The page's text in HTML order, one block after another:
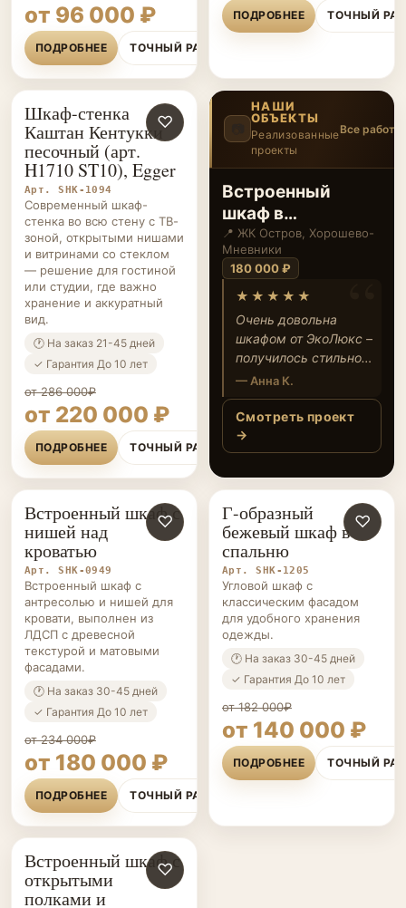
от 96 000 ₽
ПОДРОБНЕЕ ТОЧНЫЙ РАСЧЁТ
ПОДРОБНЕЕ ТОЧНЫЙ
ШКАФЫ НА ЗАКАЗ ♡
Шкаф-стенка
Каштан Кентукки
песочный (арт.
H1710 ST10), Egger
Арт. SHK-1094
Современный шкаф-
стенка во всю стену с ТВ-
зоной, открытыми нишами
и витринами со стеклом
— решение для гостиной
или студии, где важно
хранение и аккуратный
вид.
🕐 На заказ 21-45 дней
✓ Гарантия До 10 лет
от 286 000₽
от 220 000 ₽
ПОДРОБНЕЕ ТОЧНЫЙ РАСЧЁТ
НАШИ
ОБЪЕКТЫ
Реализованные
проекты
Все
‹ ›
Встроенный
шкаф в
современном
стиле с
матовыми
фасадами
📍 ЖК Остров, Хорошево-
Мневники
180 000 ₽
★★★★★
Очень довольна
шкафом от ЭкоЛюкс –
получилось стильно,
аккуратно и очень
удобно! Всё хранится
по местам, фасады
идеально вписались
в интерьер. Спасибо
подход и
качественную
работу!
— Анна К.
Смотреть проект
→
ШКАФЫ НА ЗАКАЗ ♡
Встроенный шкаф с
нишей над
кроватью
Арт. SHK-0949
Встроенный шкаф с
антресолью и нишей для
кровати, выполнен из
ЛДСП с древесной
текстурой и матовыми
фасадами.
🕐 На заказ 30-45 дней
✓ Гарантия До 10 лет
от 234 000₽
от 180 000 ₽
ПОДРОБНЕЕ ТОЧНЫЙ РАСЧЁТ
ШКАФЫ НА ЗАКАЗ ♡
Г-образный
бежевый шкаф в
спальню
Арт. SHK-1205
Угловой шкаф с
классическим фасадом
для удобного хранения
одежды.
🕐 На заказ 30-45 дней
✓ Гарантия До 10 лет
от 182 000₽
от 140 000 ₽
ПОДРОБНЕЕ ТОЧНЫЙ
ШКАФЫ НА ЗАКАЗ ♡
Встроенный шкаф с
открытыми
полками и